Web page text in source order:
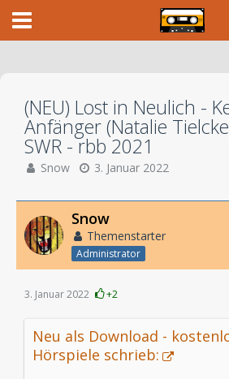
(NEU) Lost in Neulich -
Anfänger (Natalie
SWR - rbb 2021
Snow 3. Januar 2022
Snow
Themenstarter
Administrator
3. Januar 2022 +2
Neu als Download -
Hörspiele schrieb: